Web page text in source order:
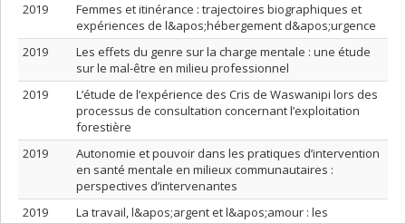
2019
Femmes et itinérance : trajectoires biographiques et
expériences de l&apos;hébergement d&apos;urgence
2019
Les effets du genre sur la charge mentale : une étude
sur le mal-être en milieu professionnel
2019
L’étude de l’expérience des Cris de Waswanipi lors des
processus de consultation concernant l’exploitation
forestière
2019
Autonomie et pouvoir dans les pratiques d’intervention
en santé mentale en milieux communautaires :
perspectives d’intervenantes
2019
La travail, l&apos;argent et l&apos;amour : les